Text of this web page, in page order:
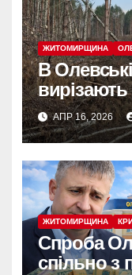
ЖИТОМИРЩИНА
В
вирізають
б’є на
АПР 16, 2026
ЖИТОМИРЩИНА
Спроба
спільно з